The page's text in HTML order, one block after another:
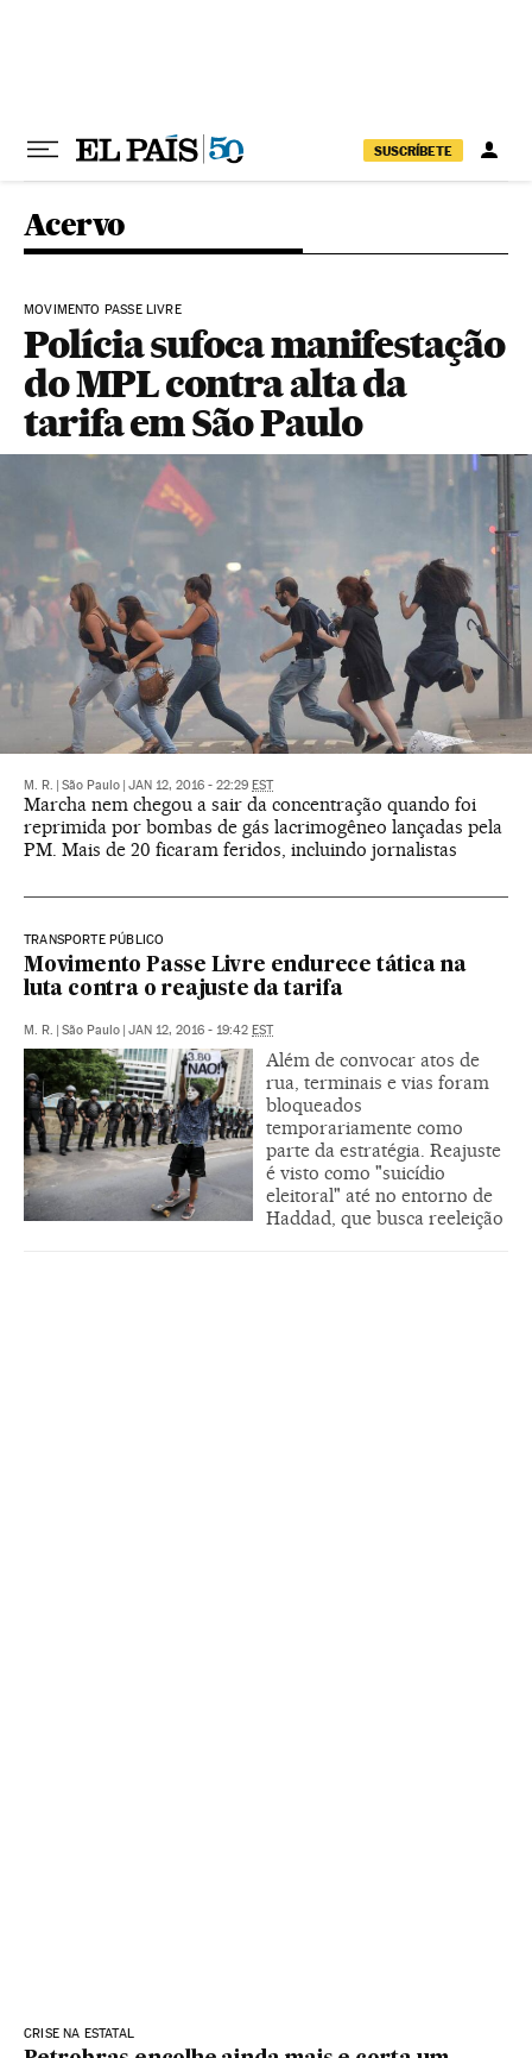
SUSCRÍBETE
Acervo
MOVIMENTO PASSE LIVRE
Polícia sufoca manifestação
do MPL contra alta da
tarifa em São Paulo
M. R. São Paulo JAN 12, 2016 - 22:29 EST
Marcha nem chegou a sair da concentração quando foi
reprimida por bombas de gás lacrimogêneo lançadas pela
PM. Mais de 20 ficaram feridos, incluindo jornalistas
TRANSPORTE PÚBLICO
Movimento Passe Livre endurece tática na
luta contra o reajuste da tarifa
M. R. São Paulo JAN 12, 2016 - 19:42 EST
Além de convocar atos de
rua, terminais e vias foram
bloqueados
temporariamente como
parte da estratégia. Reajuste
é visto como "suicídio
eleitoral" até no entorno de
Haddad, que busca reeleição
CRISE NA ESTATAL